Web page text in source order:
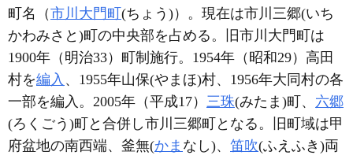
町名（市川大門町 (ちょう)）。現在は市川三郷(いち
かわみさと)町の中央部を占める。旧市川大門町は
1900年（明治33）町制施行。1954年（昭和29）高田
村を編入 、1955年山保(やまほ)村、1956年大同村の各
一部を編入。2005年（平成17） 三珠(みたま)町、 六郷
(ろくごう)町と合併し市川三郷町となる。旧町域は甲
府盆地の南西端、釜無(かま なし)、 笛吹(ふえふき)両